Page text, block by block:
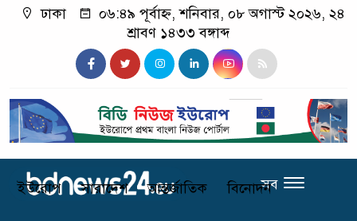
ঢাকা
০৬:৪৯ পূর্বাহ্ন, শনিবার, ০৮ অগাস্ট ২০২৬, ২৪
শ্রাবণ ১৪৩৩ বঙ্গাব্দ
ইউরোপ সারাদেশ আন্তর্জাতিক বিনোদন
সব